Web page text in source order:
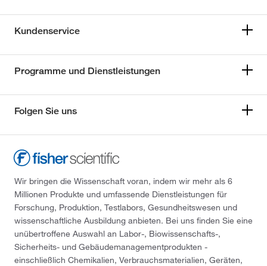
Kundenservice
Programme und Dienstleistungen
Folgen Sie uns
Wir bringen die Wissenschaft voran, indem wir mehr als 6
Millionen Produkte und umfassende Dienstleistungen für
Forschung, Produktion, Testlabors, Gesundheitswesen und
wissenschaftliche Ausbildung anbieten. Bei uns finden Sie eine
unübertroffene Auswahl an Labor-, Biowissenschafts-,
Sicherheits- und Gebäudemanagementprodukten -
einschließlich Chemikalien, Verbrauchsmaterialien, Geräten,